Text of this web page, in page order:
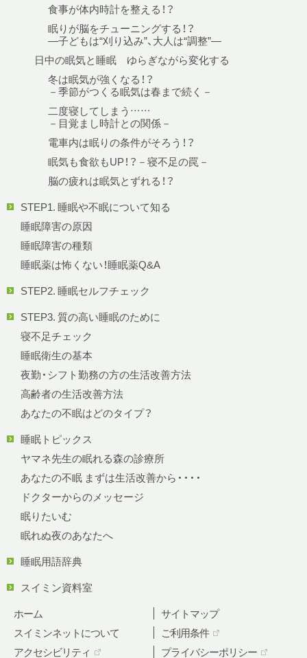
食事が体内時計を整える！？
眠りが脳をチューニングする！？
—子どもは“刈り込み”、大人は“調整”—
日中の眠気と睡眠 ゆらぎながら変化する
冬は眠気が強くなる！？
－季節がつくる眠気は春まで続く－
二度寝してしまう……
－目覚まし時計との関係－
電車内は眠りの条件がそろう！？
眠気も食欲もUP！？－寝不足の罠－
脳の疲れは眠気とずれる！？
STEP1. 睡眠や不眠について知る
睡眠障害の原因
睡眠障害の種類
睡眠薬は怖くない！睡眠薬Q&A
STEP2. 睡眠セルフチェック
STEP3. 質の高い睡眠のために
寝不足チェック
睡眠衛生の基本
夜勤・シフト勤務の方の生活改善方法
高齢者の生活改善方法
あなたの不眠はどのタイプ？
睡眠トピックス
ヤマネ先生の眠れる森の診療所
あなたの不眠 まずは生活改善から・・・・
ドクターからのメッセージ
眠りたいむ
眠れぬ夜のあなたへ
睡眠用語辞典
スイミン資料室
ホーム
サイトマップ
スイミンネットについて
ご利用条件
アクセシビリティ
プライバシーポリシー